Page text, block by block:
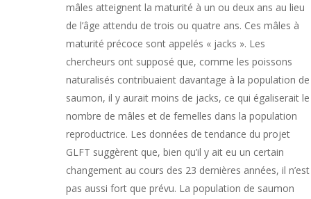
mâles atteignent la maturité à un ou deux ans au lieu
de l’âge attendu de trois ou quatre ans. Ces mâles à
maturité précoce sont appelés « jacks ». Les
chercheurs ont supposé que, comme les poissons
naturalisés contribuaient davantage à la population de
saumon, il y aurait moins de jacks, ce qui égaliserait le
nombre de mâles et de femelles dans la population
reproductrice. Les données de tendance du projet
GLFT suggèrent que, bien qu’il y ait eu un certain
changement au cours des 23 dernières années, il n’est
pas aussi fort que prévu. La population de saumon